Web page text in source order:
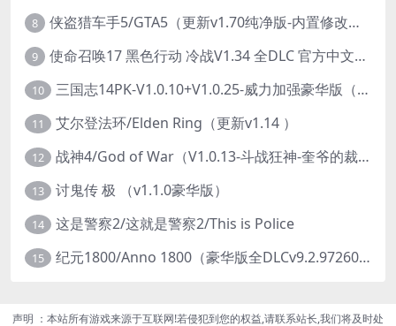
8 侠盗猎车手5/GTA5（更新v1.70纯净版-内置修改器+通关存档）
9 使命召唤17 黑色行动 冷战V1.34 全DLC 官方中文版COD17
10 三国志14PK-V1.0.10+V1.0.25-威力加强豪华版（武将面容套装-全DLC+季票+特典+中文语音+编辑修改器）
11 艾尔登法环/Elden Ring（更新v1.14 ）
12 战神4/God of War（V1.0.13-斗战狂神-奎爷的裁决+全DLC）
13 讨鬼传 极 （v1.1.0豪华版）
14 这是警察2/这就是警察2/This is Police
15 纪元1800/Anno 1800（豪华版全DLCv9.2.972600）
声明 ：本站所有游戏来源于互联网!若侵犯到您的权益,请联系站长,我们将及时处